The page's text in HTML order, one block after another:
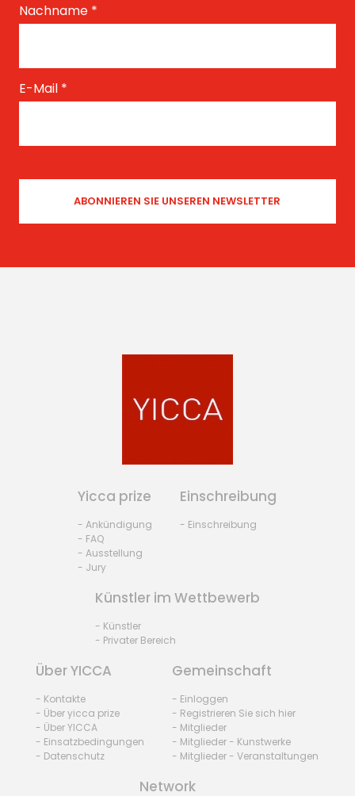
Nachname *
E-Mail *
Yicca prize
- Ankündigung
- FAQ
- Ausstellung
- Jury
Einschreibung
- Einschreibung
Künstler im Wettbewerb
- Künstler
- Privater Bereich
Über YICCA
- Kontakte
- Über yicca prize
- Über YICCA
- Einsatzbedingungen
- Datenschutz
Gemeinschaft
- Einloggen
- Registrieren Sie sich hier
- Mitglieder
- Mitglieder - Kunstwerke
- Mitglieder - Veranstaltungen
Network